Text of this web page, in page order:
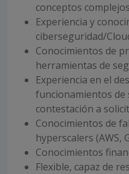
conceptos
Experiencia y
ciberseguridad/
Conocimientos de
herramientas de
Experiencia en el
funcionamientos de
contestación a
Conocimientos de
hyperscalers (AWS,
Conocimientos
Flexible, capaz de